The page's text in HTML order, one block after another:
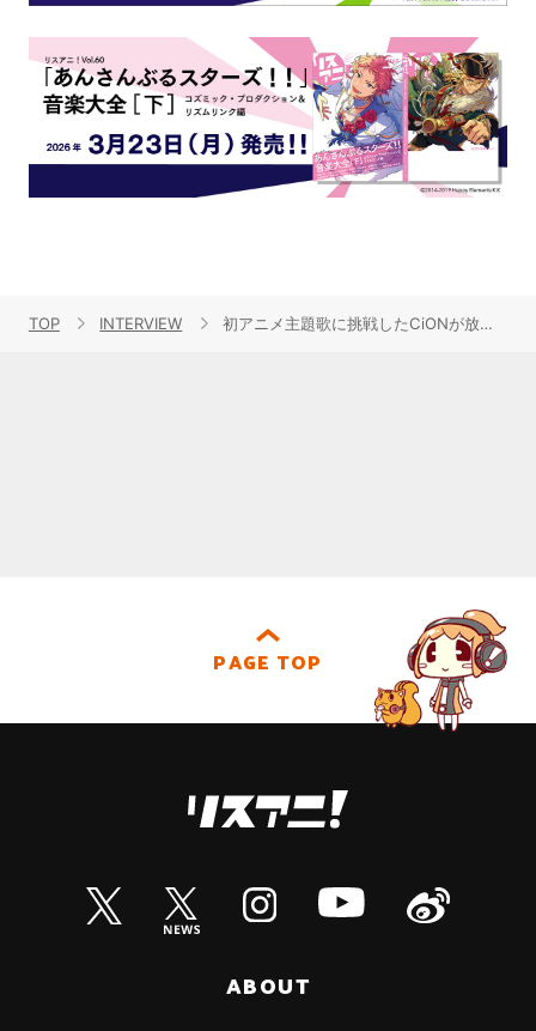
TOP INTERVIEW 初アニメ主題歌に挑戦したCiONが放つ劇的な「渇望」――TVアニメ『転生したらスライムだった件 第4期』エンディングに響く、唯一無二のブラス×ツインボーカルの魅力とは？
PAGE TOP
ABOUT